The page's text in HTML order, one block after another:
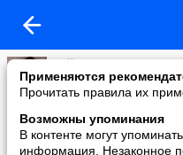
Применяются
Прочитать правила их
Возможны упоминания
В контенте могут
информация. Незаконное
~Айра~
added a photo
24 May в 00:24